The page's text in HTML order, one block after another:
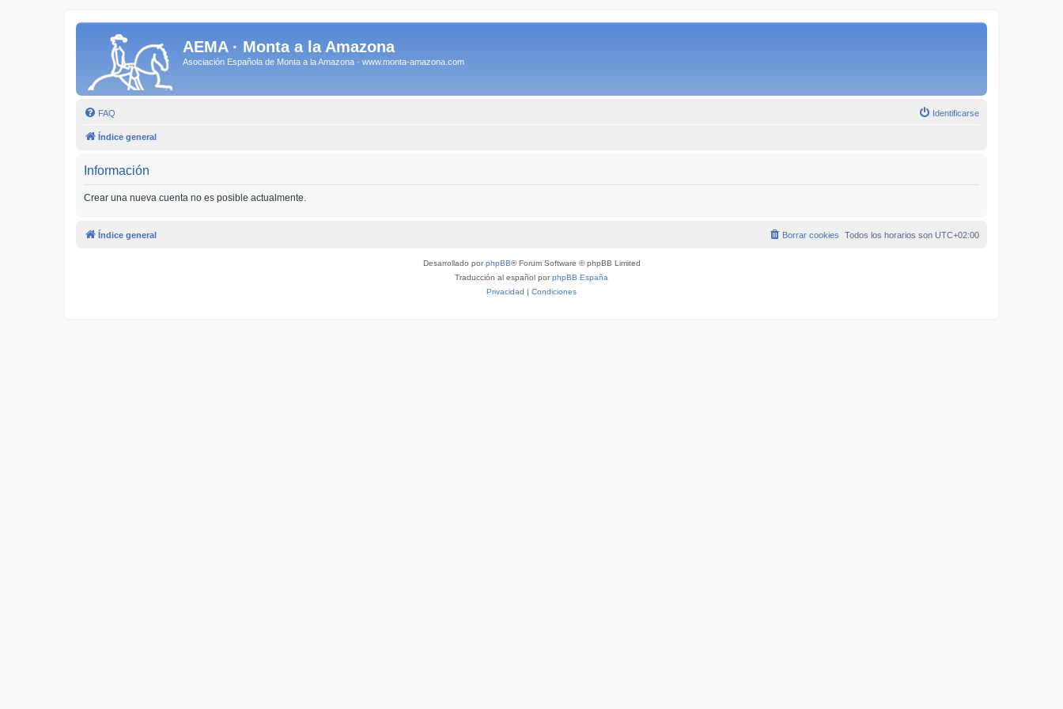
AEMA · Monta a la Amazona
Asociación Española de Monta a la Amazona · www.monta-amazona.com
FAQ Identificarse
Índice general
Información
Crear una nueva cuenta no es posible actualmente.
Índice general Todos los horarios son UTC+02:00
Borrar cookies
Desarrollado porphpBB® Forum Software © phpBB Limited
Traducción al español porphpBB España
Privacidad | Condiciones